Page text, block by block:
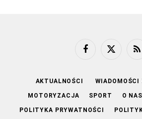
FacebookX
AKTUALNOŚCI WIADOMOŚCI
MOTORYZACJA SPORT O NAS
POLITYKA PRYWATNOŚCI